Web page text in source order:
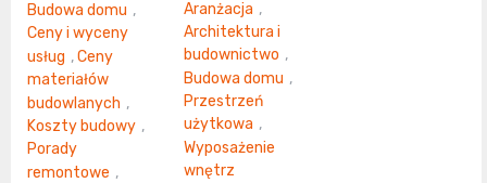
Budowa domu ,
Ceny i wyceny
usług ,Ceny
materiałów
budowlanych ,
Koszty budowy ,
Porady
remontowe ,
Aranżacja ,
Architektura i
budownictwo ,
Budowa domu ,
Przestrzeń
użytkowa ,
Wyposażenie
wnętrz